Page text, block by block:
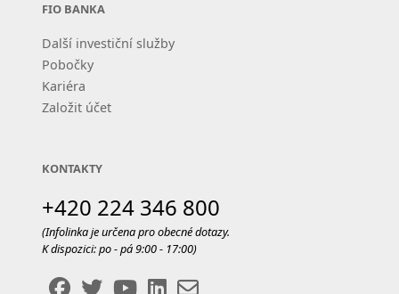
FIO BANKA
Další investiční služby
Pobočky
Kariéra
Založit účet
KONTAKTY
+420 224 346 800
(Infolinka je určena pro obecné dotazy.
K dispozici: po - pá 9:00 - 17:00)